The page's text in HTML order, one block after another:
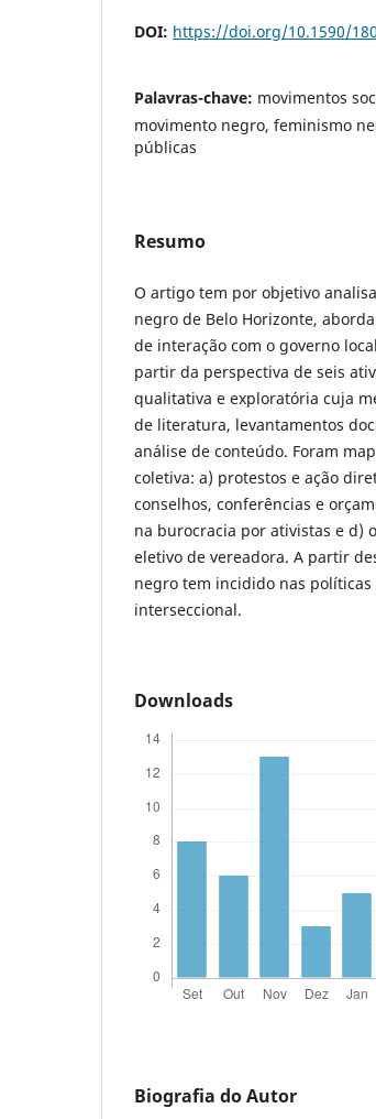
DOI: https://doi.org/10.1590/
Palavras-chave: movimentos
movimento negro, feminismo
públicas
Resumo
O artigo tem por objetivo
negro de Belo Horizonte,
de interação com o governo
partir da perspectiva de seis
qualitativa e exploratória cuja
de literatura, levantamentos
análise de conteúdo. Foram
coletiva: a) protestos e ação
conselhos, conferências e
na burocracia por ativistas e d)
eletivo de vereadora. A partir
negro tem incidido nas
interseccional.
Downloads
Biografia do Autor